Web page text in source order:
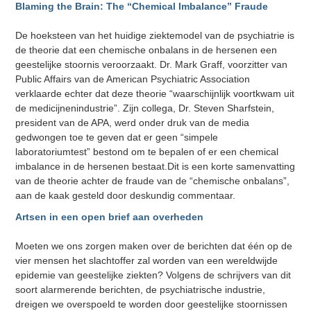
Blaming the Brain: The “Chemical Imbalance” Fraude
De hoeksteen van het huidige ziektemodel van de psychiatrie is
de theorie dat een chemische onbalans in de hersenen een
geestelijke stoornis veroorzaakt. Dr. Mark Graff, voorzitter van
Public Affairs van de American Psychiatric Association
verklaarde echter dat deze theorie “waarschijnlijk voortkwam uit
de medicijnenindustrie”. Zijn collega, Dr. Steven Sharfstein,
president van de APA, werd onder druk van de media
gedwongen toe te geven dat er geen “simpele
laboratoriumtest” bestond om te bepalen of er een chemical
imbalance in de hersenen bestaat.Dit is een korte samenvatting
van de theorie achter de fraude van de “chemische onbalans”,
aan de kaak gesteld door deskundig commentaar.
Artsen in een open brief aan overheden
Moeten we ons zorgen maken over de berichten dat één op de
vier mensen het slachtoffer zal worden van een wereldwijde
epidemie van geestelijke ziekten? Volgens de schrijvers van dit
soort alarmerende berichten, de psychiatrische industrie,
dreigen we overspoeld te worden door geestelijke stoornissen